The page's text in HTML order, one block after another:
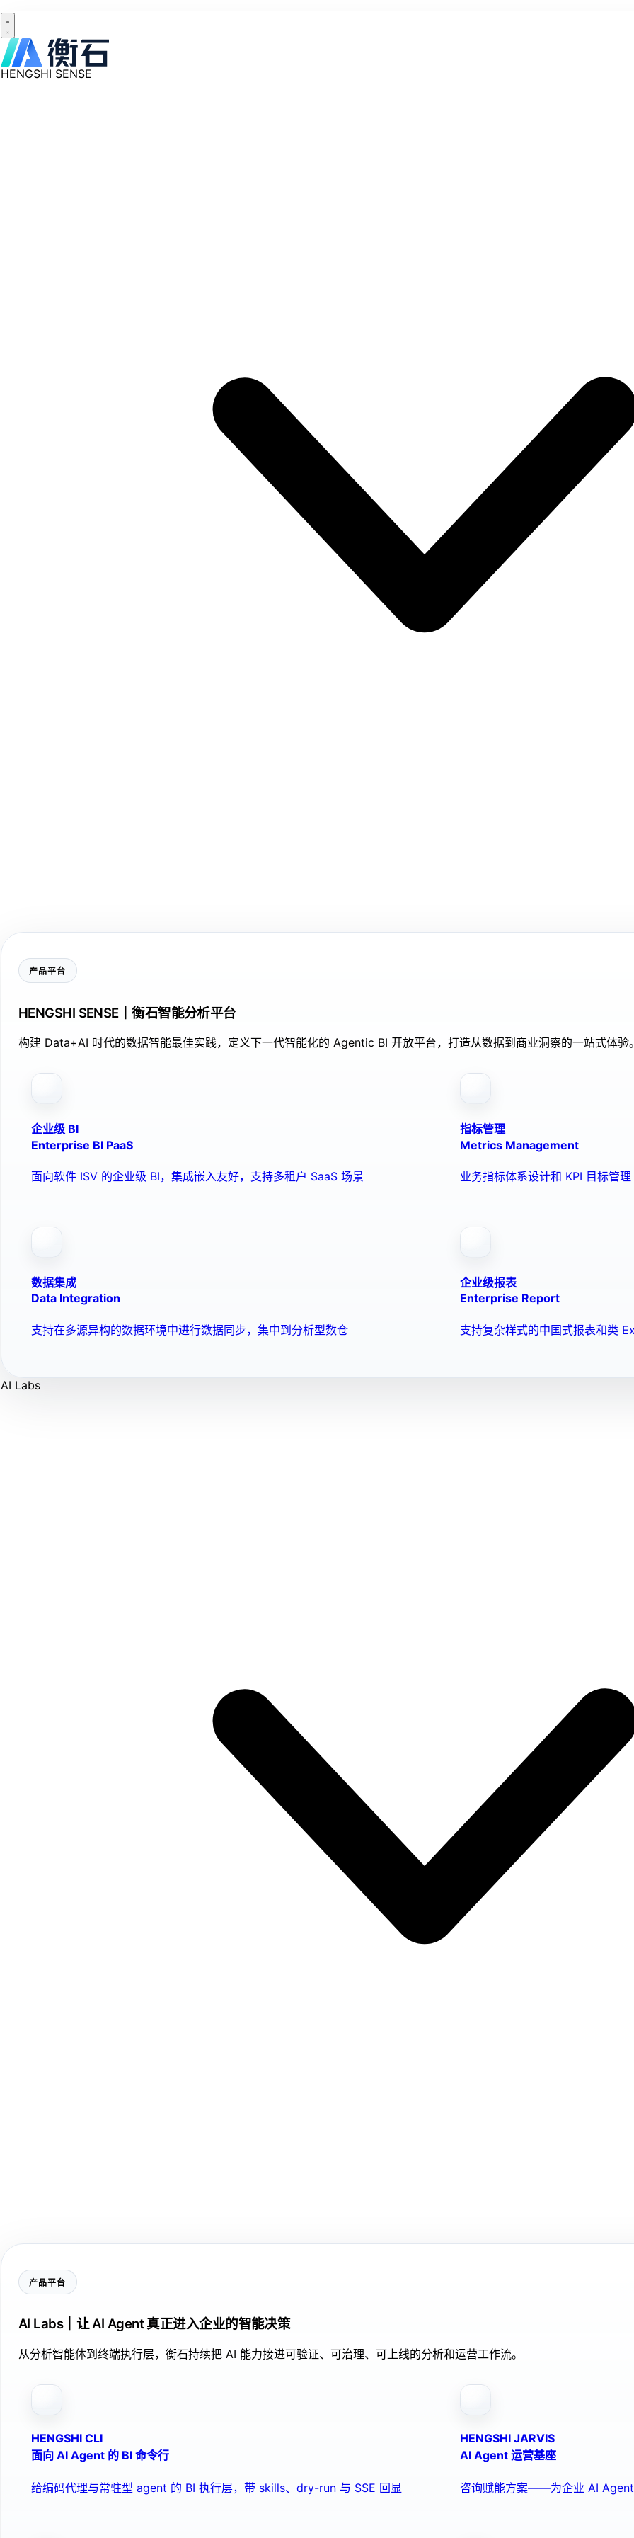
HENGSHI SENSE
产品平台
HENGSHI SENSE｜衡石智能分析平台
构建 Data+AI 时代的数据智能最佳实践，定义下一代智能化的 Agentic BI 开放平台，打造从数据到商业洞察的一站式体验
企业级 BI
Enterprise BI PaaS
面向软件 ISV 的企业级 BI，集成嵌入友好，支持多租户 SaaS 场景
指标管理
Metrics Management
业务指标体系设计和 KPI 目标管理
数据集成
Data Integration
支持在多源异构的数据环境中进行数据同步，集中到分析型数仓
企业级报表
Enterprise Report
支持复杂样式的中国式报表和类
AI Labs
产品平台
AI Labs｜让 AI Agent 真正进入企业的智能决策
从分析智能体到终端执行层，衡石持续把 AI 能力接进可验证、可治理、可上线的分析和运营工作流。
HENGSHI CLI
面向 AI Agent 的 BI 命令行
给编码代理与常驻型 agent 的 BI 执行层，带 skills、dry-run 与 SSE 回显
HENGSHI JARVIS
AI Agent 运营基座
咨询赋能方案——为企业 AI Agent